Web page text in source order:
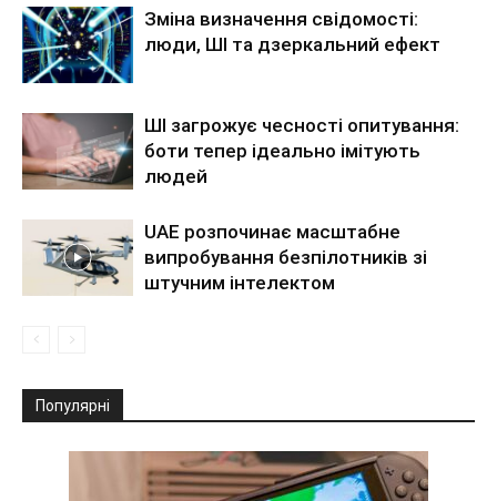
Зміна визначення свідомості:
люди, ШІ та дзеркальний ефект
ШІ загрожує чесності опитування:
боти тепер ідеально імітують
людей
UAE розпочинає масштабне
випробування безпілотників зі
штучним інтелектом
Популярні